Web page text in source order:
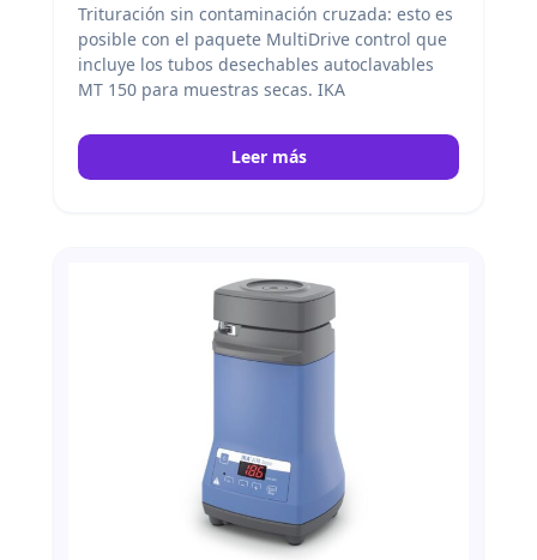
Trituración sin contaminación cruzada: esto es
posible con el paquete MultiDrive control que
incluye los tubos desechables autoclavables
MT 150 para muestras secas. IKA
Leer más